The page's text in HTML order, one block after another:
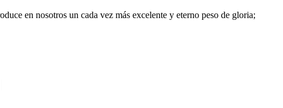
en nosotros un cada vez más excelente y eterno peso de gloria;